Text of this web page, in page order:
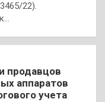
22).
продавцов
аппаратов
учета